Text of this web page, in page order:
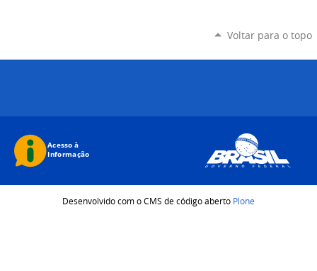
Voltar para o topo
Desenvolvido com o CMS de código aberto Plone